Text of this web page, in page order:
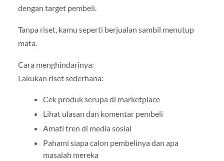
dengan target pembeli.
Tanpa riset, kamu seperti berjualan sambil menutup
mata.
Cara menghindarinya:
Lakukan riset sederhana:
Cek produk serupa di marketplace
Lihat ulasan dan komentar pembeli
Amati tren di media sosial
Pahami siapa calon pembelinya dan apa
masalah mereka